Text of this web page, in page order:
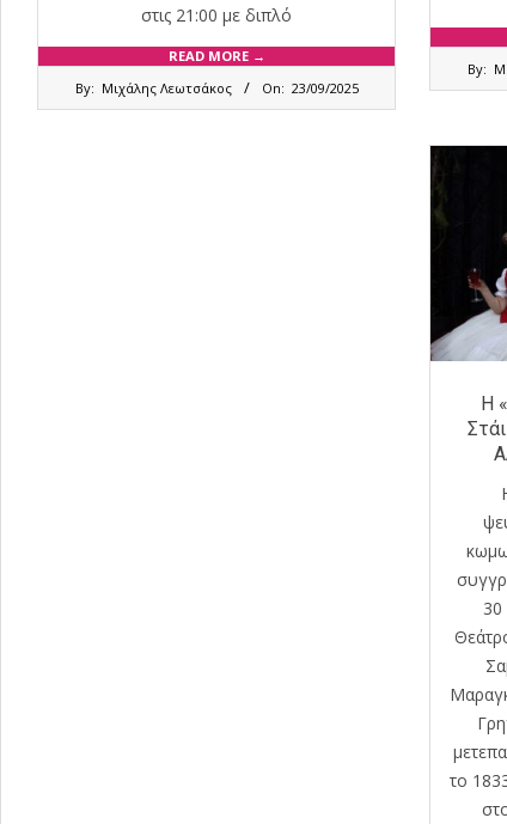
στις 21:00 με διπλό
READ MORE →
By: Μιχάλης Λεωτσάκος On: 23/09/2025
By:
Η
30
το